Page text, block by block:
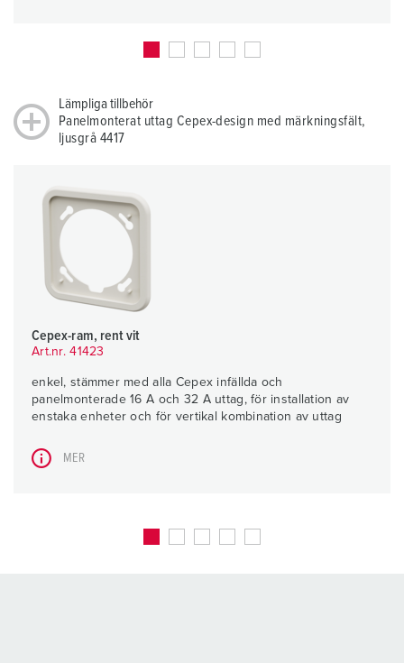
Lämpliga tillbehör
Panelmonterat uttag Cepex-design med märkningsfält,
ljusgrå 4417
Cepex-ram, rent vit
Art.nr. 41423
enkel, stämmer med alla Cepex infällda och
panelmonterade 16 A och 32 A uttag, för installation av
enstaka enheter och för vertikal kombination av uttag
MER